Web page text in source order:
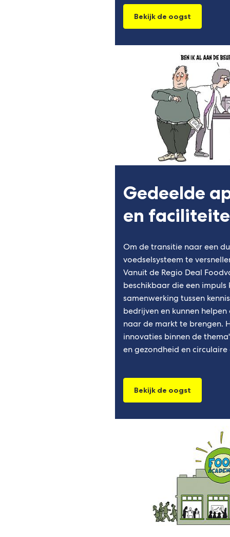
Bekijk de oogst
Gedeelde
en
Om de transitie naar een
voedselsysteem te
Vanuit de Regio Deal
beschikbaar die een impuls
samenwerking tussen
bedrijven en kunnen
naar de markt te brengen.
innovaties binnen de
en gezondheid en
Bekijk de oogst